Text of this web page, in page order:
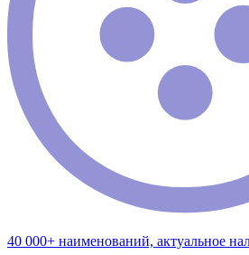
40 000+ наименований, актуальное